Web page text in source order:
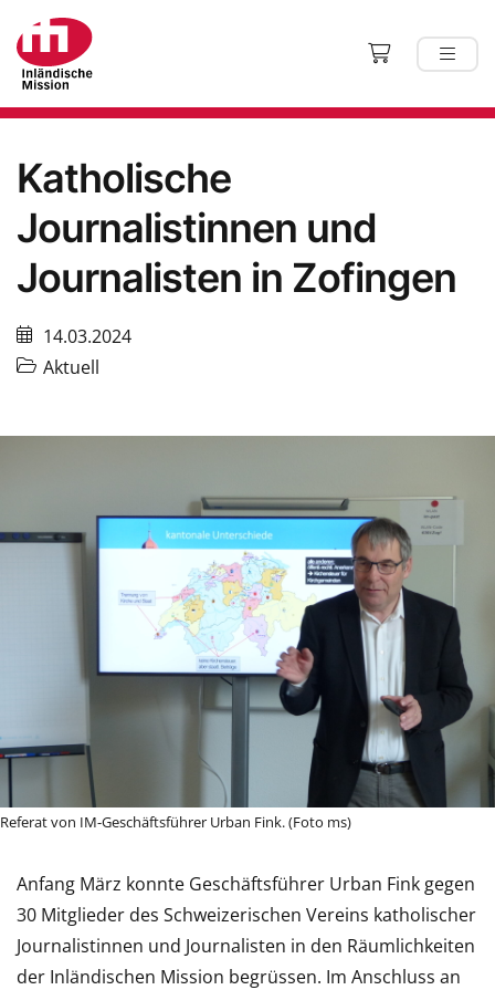
Katholische
Journalistinnen und
Journalisten in Zofingen
14.03.2024
Aktuell
Referat von IM-Geschäftsführer Urban Fink. (Foto ms)
Anfang März konnte Geschäftsführer Urban Fink gegen
30 Mitglieder des Schweizerischen Vereins katholischer
Journalistinnen und Journalisten in den Räumlichkeiten
der Inländischen Mission begrüssen. Im Anschluss an